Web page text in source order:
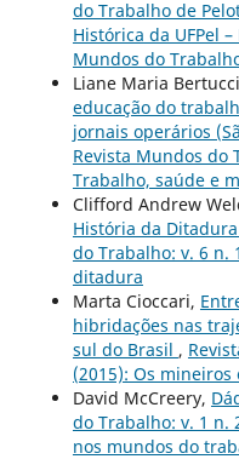
do Trabalho de
Histórica da UFPel
Mundos do
Liane Maria
educação do
jornais operários
Revista Mundos do
Trabalho, saúde e
Clifford Andrew
História da
do Trabalho: v. 6 n.
ditadura
Marta Cioccari,
hibridações nas
sul do Brasil ,
(2015): Os
David McCreery,
do Trabalho: v. 1 n.
nos mundos do